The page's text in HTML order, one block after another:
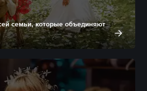
семьи, которые объединяют